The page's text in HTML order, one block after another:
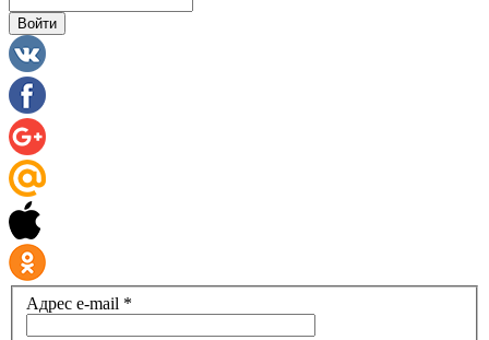
Войти
Адрес e-mail *